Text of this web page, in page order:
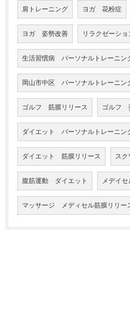
肩トレーニング ヨガ 花粉症
ヨガ 姿勢改善 リラクゼーシ
生活習慣病 パーソナルトレーニン
岡山市中区 パーソナルトレーニン
ゴルフ 筋膜リリース ゴルフ
ダイエット パーソナルトレーニン
ダイエット 筋膜リリース ス
腹筋運動 ダイエット メデイ
マッサージ メディセル筋膜リリー